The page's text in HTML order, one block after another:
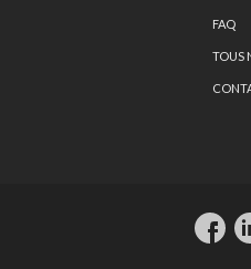
FAQ
TOUS